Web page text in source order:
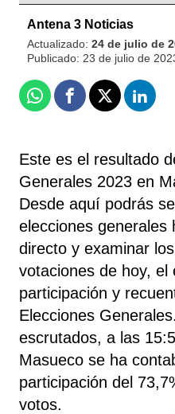
Antena 3 Noticias
Actualizado: 24 de julio de
Publicado: 23 de julio de
WhatsappFacebook
X
Este es el resultado
Generales 2023 en
Desde aquí podrás
elecciones generales
directo y examinar
votaciones de hoy, el
participación y
Elecciones
escrutados, a las
Masueco se ha
participación del
votos.